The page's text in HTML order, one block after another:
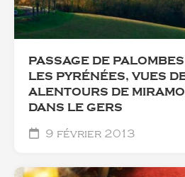
PASSAGE DE
LES PYRÉNÉES, VUES
ALENTOURS DE
DANS LE GERS
9 février 2013